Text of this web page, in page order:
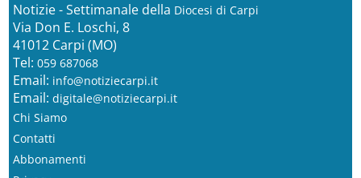
Notizie - Settimanale della Diocesi di Carpi
Via Don E. Loschi, 8
41012 Carpi (MO)
Tel: 059 687068
Email: info@notiziecarpi.it
Email: digitale@notiziecarpi.it
Chi Siamo
Contatti
Abbonamenti